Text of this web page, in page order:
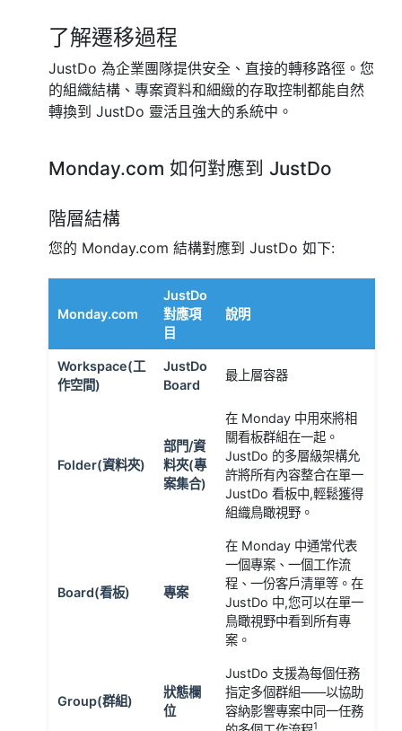
了解遷移過程
JustDo 為企業團隊提供安全、直接的轉移路徑。您
的組織結構、專案資料和細緻的存取控制都能自然
轉換到 JustDo 靈活且強大的系統中。
Monday.com 如何對應到 JustDo
階層結構
您的 Monday.com 結構對應到 JustDo 如下:
Monday.com
JustDo
對應項
目
說明
Workspace(工
作空間)
JustDo
Board
最上層容器
Folder(資料夾)
部門/資
料夾(專
案集合)
在 Monday 中用來將相
關看板群組在一起。
JustDo 的多層級架構允
許將所有內容整合在單一
JustDo 看板中,輕鬆獲得
組織鳥瞰視野。
Board(看板) 專案
在 Monday 中通常代表
一個專案、一個工作流
程、一份客戶清單等。在
JustDo 中,您可以在單一
鳥瞰視野中看到所有專
案。
Group(群組)
狀態欄
位
JustDo 支援為每個任務
指定多個群組——以協助
容納影響專案中同一任務
1